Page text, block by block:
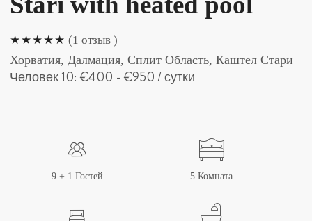
(1 отзыв )
Хорватия, Далмация, Cплит Область, Каштел Стари
Человек 10: €400 -€950/ сутки
9 + 1 Гостей 5 Комната